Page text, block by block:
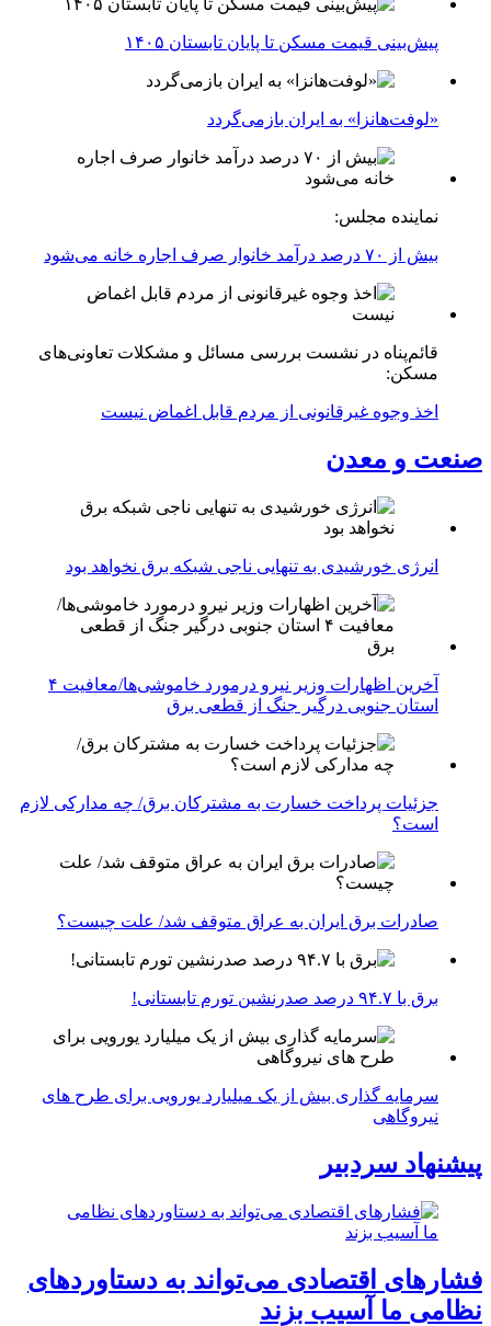
پیش‌بینی قیمت مسکن تا پایان تابستان ۱۴۰۵
«لوفت‌هانزا» به ایران بازمی‌گردد
نماینده مجلس:
بیش از ۷۰ درصد درآمد خانوار صرف اجاره خانه می‌شود
قائم‌پناه در نشست بررسی مسائل و مشکلات تعاونی‌های
مسکن:
اخذ وجوه غیرقانونی از مردم قابل اغماض نیست
صنعت و معدن
انرژی خورشیدی به تنهایی ناجی شبکه برق نخواهد بود
آخرین اظهارات وزیر نیرو درمورد خاموشی‌ها/معافیت ۴
استان جنوبی درگیر جنگ از قطعی برق
جزئیات پرداخت خسارت به مشترکان برق/ چه مدارکی لازم
است؟
صادرات برق ایران به عراق متوقف شد/ علت چیست؟
برق با ۹۴.۷ درصد صدرنشین تورم تابستانی!
سرمایه گذاری بیش از یک میلیارد یورویی برای طرح های
نیروگاهی
پیشنهاد سردبیر
فشارهای اقتصادی می‌تواند به دستاوردهای
نظامی ما آسیب بزند